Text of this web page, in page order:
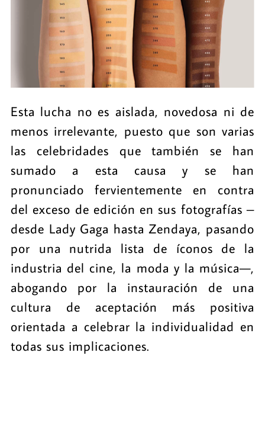
Esta lucha no es aislada, novedosa ni de
menos irrelevante, puesto que son varias
las celebridades que también se han
sumado a esta causa y se han
pronunciado fervientemente en contra
del exceso de edición en sus fotografías –
desde Lady Gaga hasta Zendaya, pasando
por una nutrida lista de íconos de la
industria del cine, la moda y la música—,
abogando por la instauración de una
cultura de aceptación más positiva
orientada a celebrar la individualidad en
todas sus implicaciones.